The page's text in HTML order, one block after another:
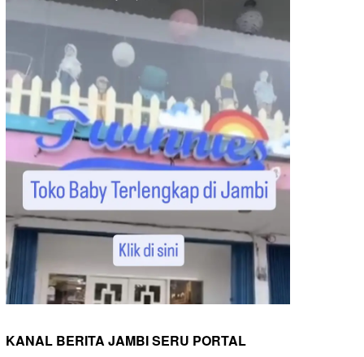
KANAL BERITA JAMBI SERU PORTAL